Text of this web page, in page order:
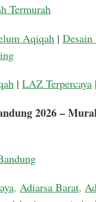
Termurah
Aqiqah | Desain
| LAZ Terpercaya |
2026 –
, Adiarsa Barat,